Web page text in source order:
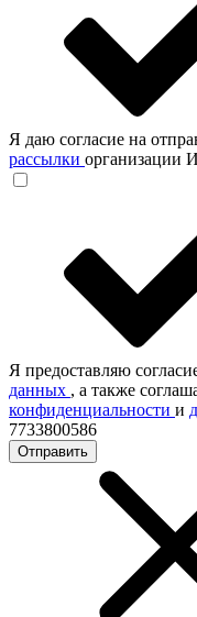
Я даю согласие на
рассылки организации
Я предоставляю
данных , а также
конфиденциальности и
7733800586
Отправить